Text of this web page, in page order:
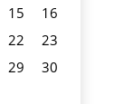
15
16
22
23
29
30